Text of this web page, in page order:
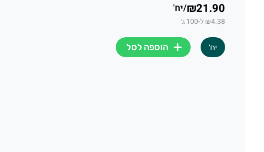
₪21.90
/יח'
₪4.38 ל-100 ג׳
יח' הוספה לסל